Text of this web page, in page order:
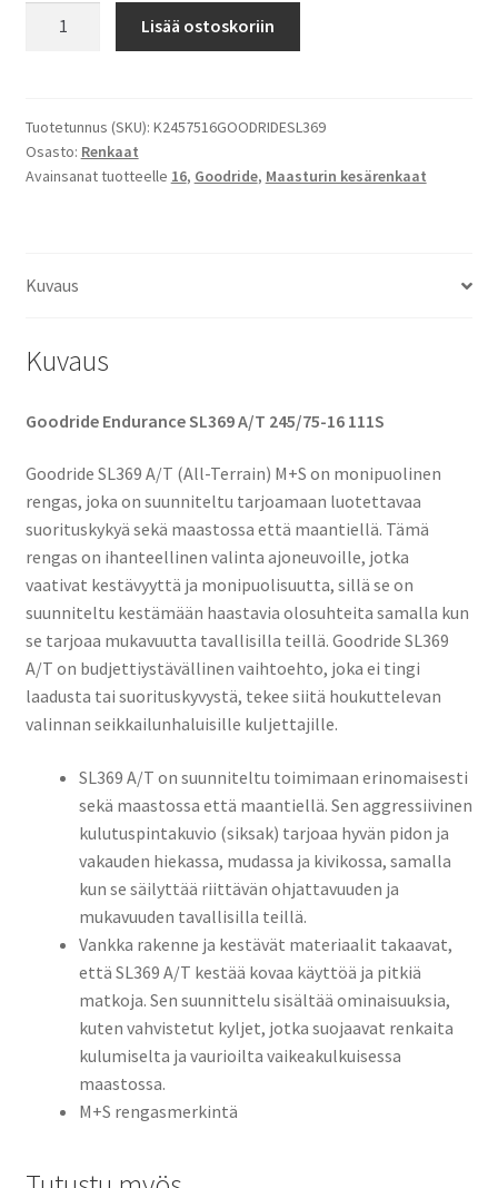
Endurance
SL369
A/T
Lisää ostoskoriin
Tuotetunnus (SKU): K2457516GOODRIDESL369
Osasto: Renkaat
Avainsanat tuotteelle 16, Goodride, Maasturin kesärenkaat
Kuvaus
Kuvaus
Goodride Endurance SL369 A/T 245/75-16 111S
Goodride SL369 A/T (All-Terrain) M+S on monipuolinen
rengas, joka on suunniteltu tarjoamaan luotettavaa
suorituskykyä sekä maastossa että maantiellä. Tämä
rengas on ihanteellinen valinta ajoneuvoille, jotka
vaativat kestävyyttä ja monipuolisuutta, sillä se on
suunniteltu kestämään haastavia olosuhteita samalla kun
se tarjoaa mukavuutta tavallisilla teillä. Goodride SL369
A/T on budjettiystävällinen vaihtoehto, joka ei tingi
laadusta tai suorituskyvystä, tekee siitä houkuttelevan
valinnan seikkailunhaluisille kuljettajille.
SL369 A/T on suunniteltu toimimaan erinomaisesti
sekä maastossa että maantiellä. Sen aggressiivinen
kulutuspintakuvio (siksak) tarjoaa hyvän pidon ja
vakauden hiekassa, mudassa ja kivikossa, samalla
kun se säilyttää riittävän ohjattavuuden ja
mukavuuden tavallisilla teillä.
Vankka rakenne ja kestävät materiaalit takaavat,
että SL369 A/T kestää kovaa käyttöä ja pitkiä
matkoja. Sen suunnittelu sisältää ominaisuuksia,
kuten vahvistetut kyljet, jotka suojaavat renkaita
kulumiselta ja vaurioilta vaikeakulkuisessa
maastossa.
M+S rengasmerkintä